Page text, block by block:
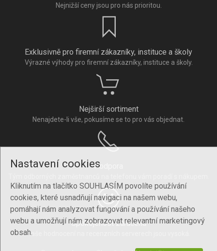
Nastavení cookies
Kliknutím na tlačítko SOUHLASÍM povolíte používání
cookies, které usnadňují navigaci na našem webu,
pomáhají nám analyzovat fungování a používání našeho
webu a umožňují nám zobrazovat relevantní marketingový
obsah.
Nejnižší ceny jsou pro nás prioritou.
Exklusivně pro firemní zákazníky, instituce a školy
Výrazné výhody pro firemní zákazníky, instituce a školy.
Nejširší sortiment
Nenajdete-li vše, pokusíme se to pro vás objednat.
Podpora
Spokojenost zaručena
Naše hodnocení na recenzních serverech jsou vysoká.